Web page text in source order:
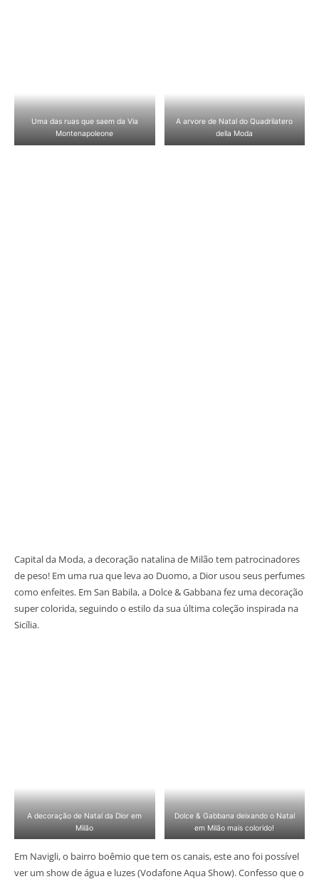
Uma das ruas que saem da Via
Montenapoleone
A arvore de Natal do Quadrilatero
della Moda
Capital da Moda, a decoração natalina de Milão tem patrocinadores
de peso! Em uma rua que leva ao Duomo, a Dior usou seus perfumes
como enfeites. Em San Babila, a Dolce & Gabbana fez uma decoração
super colorida, seguindo o estilo da sua última coleção inspirada na
Sicília.
A decoração de Natal da Dior em
Milão
Dolce & Gabbana deixando o Natal
em Milão mais colorido!
Em Navigli, o bairro boêmio que tem os canais, este ano foi possível
ver um show de água e luzes (Vodafone Aqua Show). Confesso que o